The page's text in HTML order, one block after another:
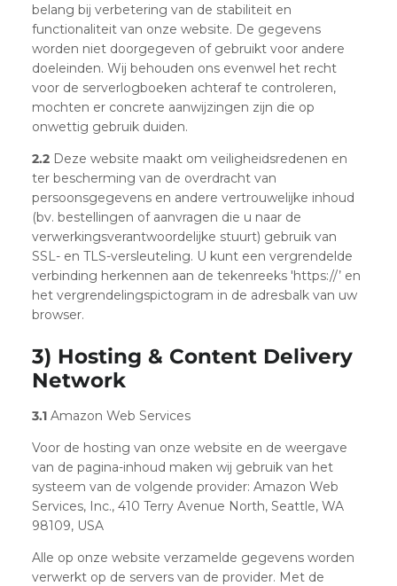
belang bij verbetering van de stabiliteit en
functionaliteit van onze website. De gegevens
worden niet doorgegeven of gebruikt voor andere
doeleinden. Wij behouden ons evenwel het recht
voor de serverlogboeken achteraf te controleren,
mochten er concrete aanwijzingen zijn die op
onwettig gebruik duiden.
2.2 Deze website maakt om veiligheidsredenen en
ter bescherming van de overdracht van
persoonsgegevens en andere vertrouwelijke inhoud
(bv. bestellingen of aanvragen die u naar de
verwerkingsverantwoordelijke stuurt) gebruik van
SSL- en TLS-versleuteling. U kunt een vergrendelde
verbinding herkennen aan de tekenreeks 'https://’ en
het vergrendelingspictogram in de adresbalk van uw
browser.
3) Hosting & Content Delivery
Network
3.1 Amazon Web Services
Voor de hosting van onze website en de weergave
van de pagina-inhoud maken wij gebruik van het
systeem van de volgende provider: Amazon Web
Services, Inc., 410 Terry Avenue North, Seattle, WA
98109, USA
Alle op onze website verzamelde gegevens worden
verwerkt op de servers van de provider. Met de